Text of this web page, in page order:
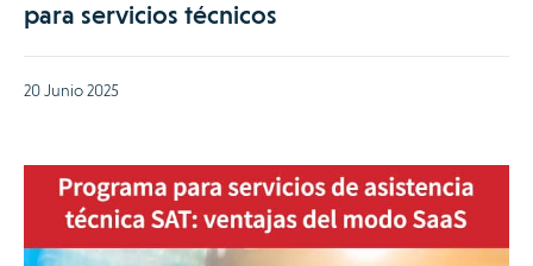
para servicios técnicos
20 Junio 2025